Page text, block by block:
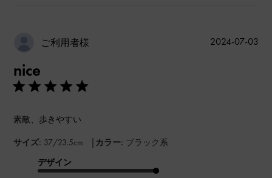
ご利用者様
nice
素敵、歩きやすい
サイズ: 37/23.5cm | カラー: ブラック系
デザイン
公
2024-07-03